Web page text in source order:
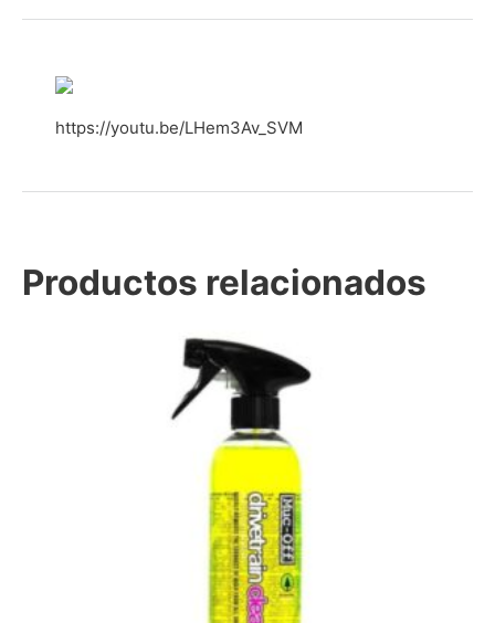
https://youtu.be/LHem3Av_SVM
Productos relacionados